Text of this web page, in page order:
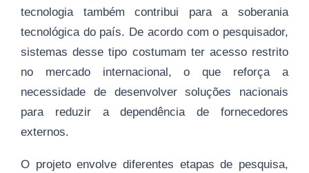
tecnologia também contribui para a soberania
tecnológica do país. De acordo com o pesquisador,
sistemas desse tipo costumam ter acesso restrito
no mercado internacional, o que reforça a
necessidade de desenvolver soluções nacionais
para reduzir a dependência de fornecedores
externos.
O projeto envolve diferentes etapas de pesquisa,